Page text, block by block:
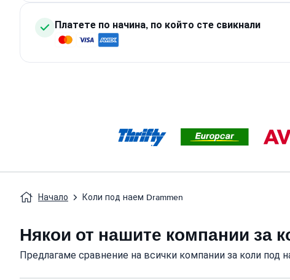
Платете по начина, по който сте свикнали
Начало Коли под наем Drammen
Някои от нашите компании за
Предлагаме сравнение на всички компании за коли под